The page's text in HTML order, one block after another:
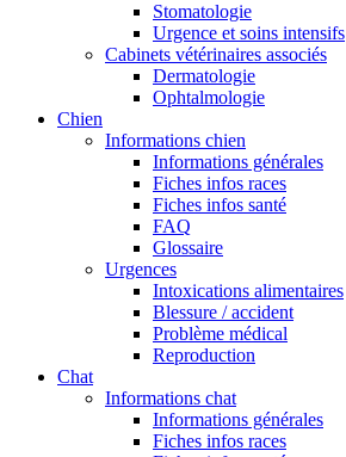
Stomatologie
Urgence et soins intensifs
Cabinets vétérinaires associés
Dermatologie
Ophtalmologie
Chien
Informations chien
Informations générales
Fiches infos races
Fiches infos santé
FAQ
Glossaire
Urgences
Intoxications alimentaires
Blessure / accident
Problème médical
Reproduction
Chat
Informations chat
Informations générales
Fiches infos races